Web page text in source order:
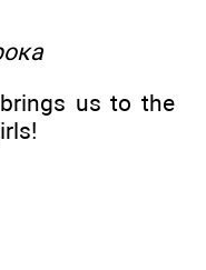
us to the